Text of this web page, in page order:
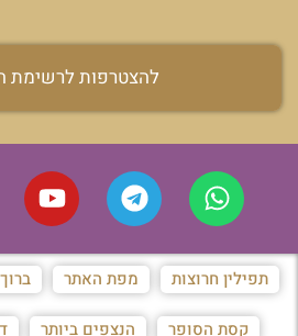
להצטרפות לרשימת
תפילין חרוצות מפת האתר
קסת הסופר הנצפים ביותר